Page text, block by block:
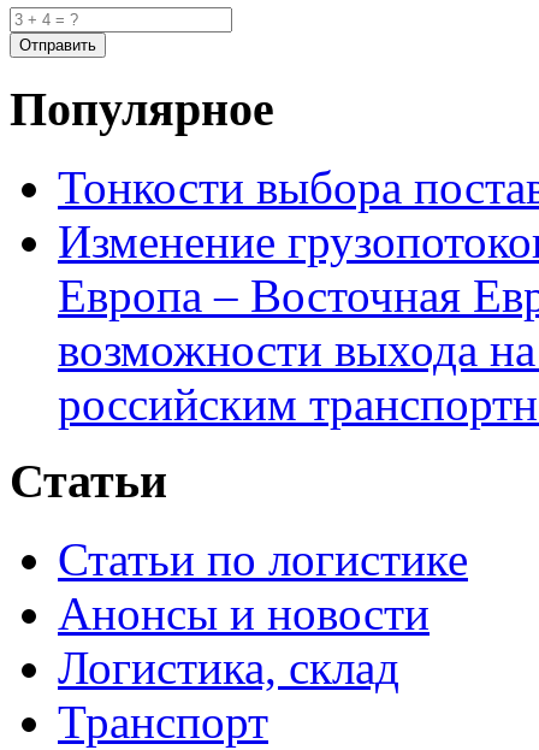
Популярное
Тонкости выбора
Изменение
Европа – Восточная
возможности выхода
российским
Статьи
Статьи по логистике
Анонсы и новости
Логистика, склад
Транспорт